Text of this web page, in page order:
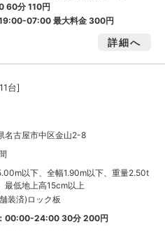
60分 110円
07:00 最大料金300円
詳細へ
台]
名古屋市中区金山2-8
以下、全幅1.90m以下、重量2.50t
最低地上高15cm以上
装済)ロック板
00:00-24:00 30分 200円